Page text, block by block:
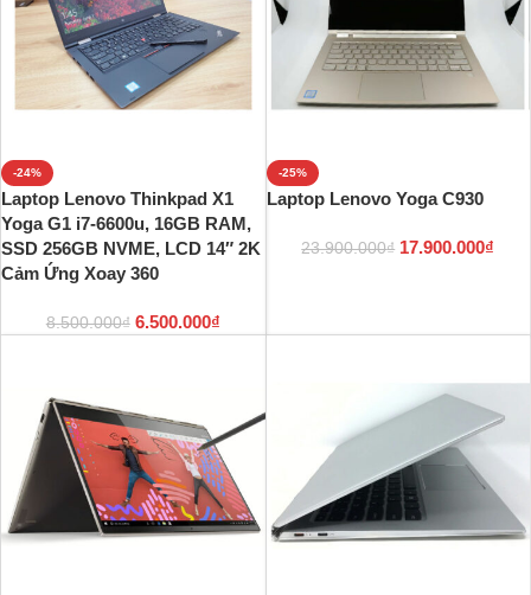
-24%
Laptop Lenovo Thinkpad X1
Yoga G1 i7-6600u, 16GB RAM,
SSD 256GB NVME, LCD 14″ 2K
Cảm Ứng Xoay 360
8.500.000₫ 6.500.000₫
-25%
Laptop Lenovo Yoga C930
23.900.000₫ 17.900.000₫